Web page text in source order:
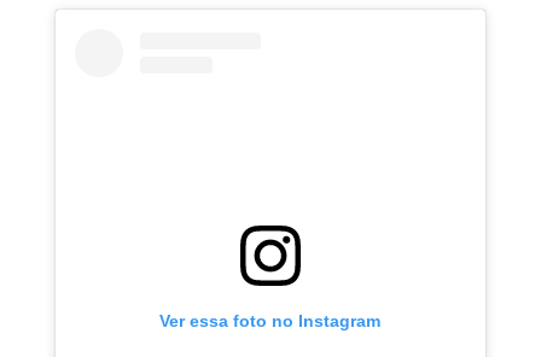
Ver essa foto no Instagram